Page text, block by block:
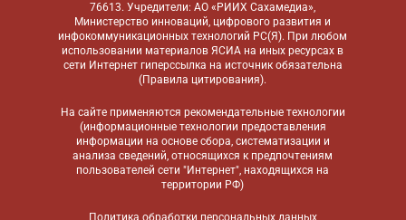
76613. Учредители: АО «РИИХ Сахамедиа»,
Министерство инноваций, цифрового развития и
инфокоммуникационных технологий РС(Я). При любом
использовании материалов ЯСИА на иных ресурсах в
сети Интернет гиперссылка на источник обязательна
(Правила цитирования).
На сайте применяются рекомендательные технологии
(информационные технологии предоставления
информации на основе сбора, систематизации и
анализа сведений, относящихся к предпочтениям
пользователей сети "Интернет", находящихся на
территории РФ)
Политика обработки персональных данных